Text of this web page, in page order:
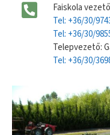
Faiskola
Tel: +36/30/
Tel: +36/30/
Telepvezető:
Tel: +36/30/